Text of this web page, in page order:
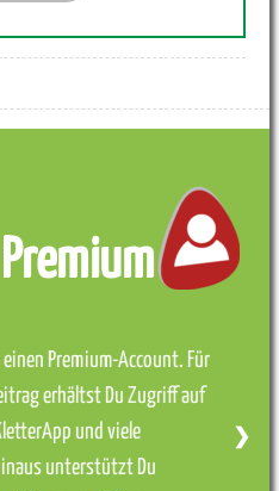
Premium-Account. Für
erhältst Du Zugriff auf
und viele
unterstützt Du
❯